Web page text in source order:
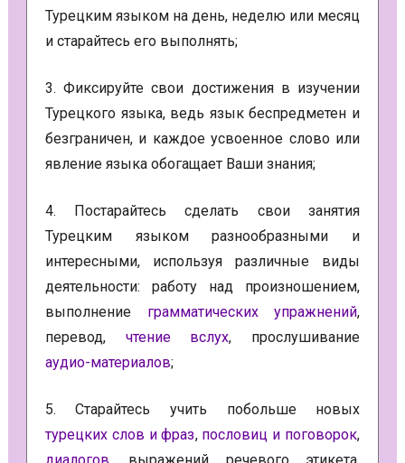
Турецким языком на день, неделю или месяц
и старайтесь его выполнять;
3. Фиксируйте свои достижения в изучении
Турецкого языка, ведь язык беспредметен и
безграничен, и каждое усвоенное слово или
явление языка обогащает Ваши знания;
4. Постарайтесь сделать свои занятия
Турецким языком разнообразными и
интересными, используя различные виды
деятельности: работу над произношением,
выполнение грамматических упражнений,
перевод, чтение вслух, прослушивание
аудио-материалов;
5. Старайтесь учить побольше новых
турецких слов и фраз, пословиц и поговорок,